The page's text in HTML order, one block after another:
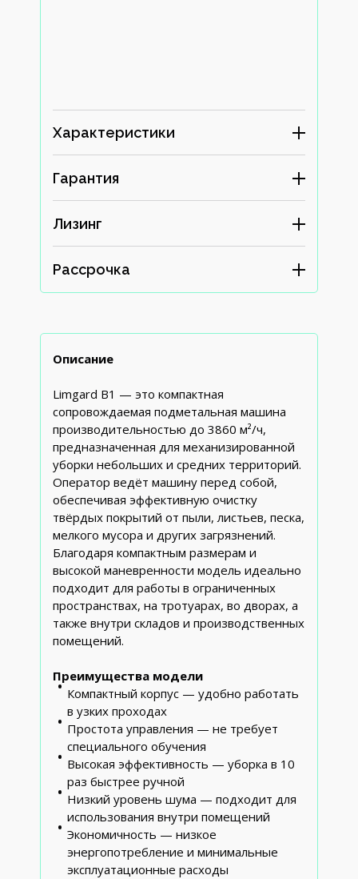
Характеристики
Гарантия
Лизинг
Рассрочка
Описание
Limgard B1 — это компактная
сопровождаемая подметальная машина
производительностью до 3860 м²/ч,
предназначенная для механизированной
уборки небольших и средних территорий.
Оператор ведёт машину перед собой,
обеспечивая эффективную очистку
твёрдых покрытий от пыли, листьев, песка,
мелкого мусора и других загрязнений.
Благодаря компактным размерам и
высокой маневренности модель идеально
подходит для работы в ограниченных
пространствах, на тротуарах, во дворах, а
также внутри складов и производственных
помещений.
Преимущества модели
Компактный корпус — удобно работать
в узких проходах
Простота управления — не требует
специального обучения
Высокая эффективность — уборка в 10
раз быстрее ручной
Низкий уровень шума — подходит для
использования внутри помещений
Экономичность — низкое
энергопотребление и минимальные
эксплуатационные расходы